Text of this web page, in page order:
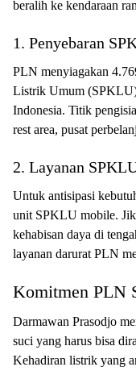
beralih ke kendaraan
1. Penyebaran
PLN menyiagakan
Listrik Umum
Indonesia. Titik
rest area, pusat
2. Layanan
Untuk antisipasi
unit SPKLU mobile.
kehabisan daya di
layanan darurat PLN
Komitmen PLN
Darmawan Prasodjo
suci yang harus bisa
Kehadiran listrik yang